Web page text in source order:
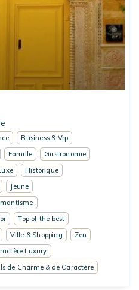
Business & Vrp
Famille
Gastronomie
Historique
Jeune
Top of the best
Ville & Shopping
Zen
Luxury
de Charme & de Caractère